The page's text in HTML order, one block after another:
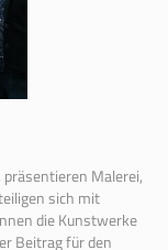
Malerei,
sich mit
die Kunstwerke
Beitrag für den